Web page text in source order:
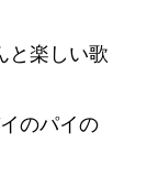
と楽しい歌
のパイの